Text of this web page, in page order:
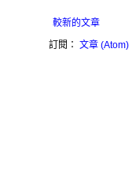
較新的文章
訂閱： 文章 (Atom)